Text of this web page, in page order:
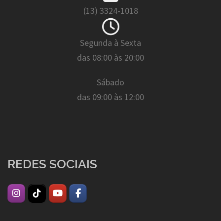
(13) 3324-1018
Segunda à Sexta
das 08:00 às 20:00
Sábado
das 09:00 às 12:00
REDES SOCIAIS